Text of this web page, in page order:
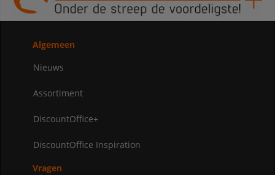
Algemeen
Nieuws
Assortiment
DiscountOffice+
DiscountOffice Inspiration
Vragen